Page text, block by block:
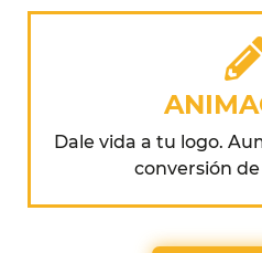
Dale vida a tu logo.
conversión